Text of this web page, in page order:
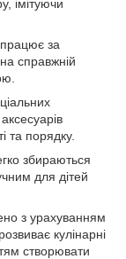
імітуючи
за
справжній
та порядку.
збираються
для дітей
з урахуванням
кулінарні
створювати